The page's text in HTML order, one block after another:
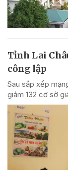
Tỉnh Lai
công lập
Sau sắp xếp
giảm 132 cơ sở